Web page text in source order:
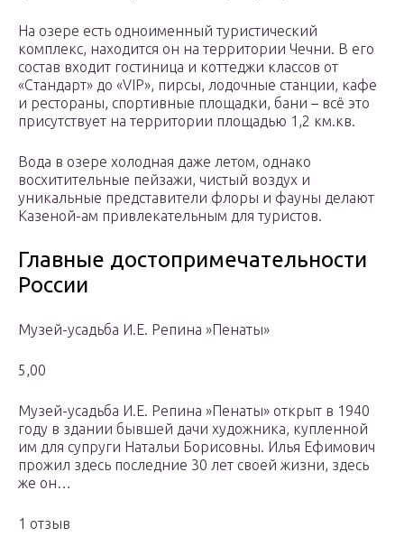
На озере есть одноименный туристический
комплекс, находится он на территории Чечни. В его
состав входит гостиница и коттеджи классов от
«Стандарт» до «VIP», пирсы, лодочные станции, кафе
и рестораны, спортивные площадки, бани – всё это
присутствует на территории площадью 1,2 км.кв.
Вода в озере холодная даже летом, однако
восхитительные пейзажи, чистый воздух и
уникальные представители флоры и фауны делают
Казеной-ам привлекательным для туристов.
Главные достопримечательности
России
Музей-усадьба И.Е. Репина »Пенаты»
5,00
Музей-усадьбa И.Е. Репина »Пенаты» открыт в 1940
году в здании бывшей дачи художника, купленной
им для супруги Натальи Борисовны. Илья Ефимович
прожил здесь последние 30 лет своей жизни, здесь
же он…
1 отзыв